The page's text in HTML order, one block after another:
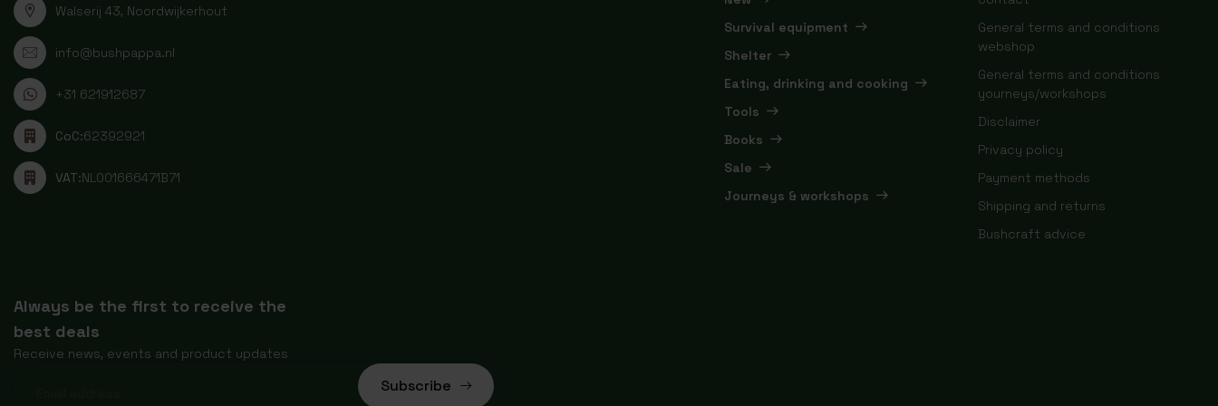
Walserij 43, Noordwijkerhout
info@bushpappa.nl
+31 621912687
CoC:62392921
VAT:NL001666471B71
Survival equipment
Shelter
Eating, drinking and cooking
Tools
Books
Sale
Journeys & workshops
General terms and conditions
webshop
General terms and conditions
yourneys/workshops
Disclaimer
Privacy policy
Payment methods
Shipping and returns
Bushcraft advice
Always be the first to receive the
best deals
Receive news, events and product updates
Subscribe